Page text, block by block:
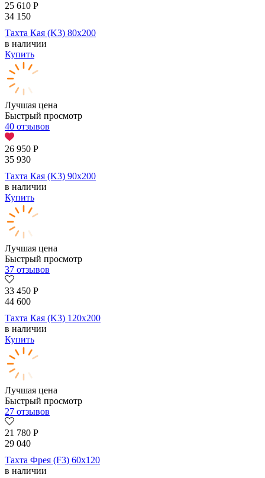
25 610 Р
34 150
Тахта Кая (K3) 80х200
в наличии
Купить
Лучшая цена
Быстрый просмотр
40 отзывов
26 950 Р
35 930
Тахта Кая (K3) 90х200
в наличии
Купить
Лучшая цена
Быстрый просмотр
37 отзывов
33 450 Р
44 600
Тахта Кая (K3) 120х200
в наличии
Купить
Лучшая цена
Быстрый просмотр
27 отзывов
21 780 Р
29 040
Тахта Фрея (F3) 60х120
в наличии